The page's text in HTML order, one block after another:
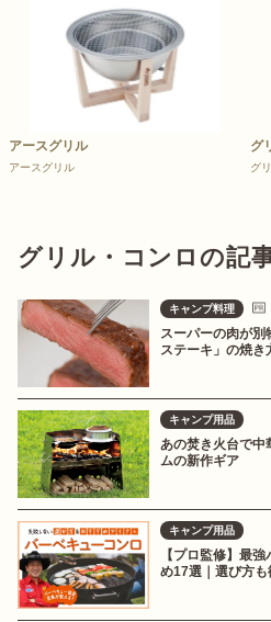
アースグリル
アースグリル
グ
グ
グリル・コンロの記
キャンプ料理
スーパーの肉が別
ステーキ」の焼き
キャンプ用品
あの焚き火台で中
ムの新作ギア
キャンプ用品
【プロ監修】最
め17選｜選び方も